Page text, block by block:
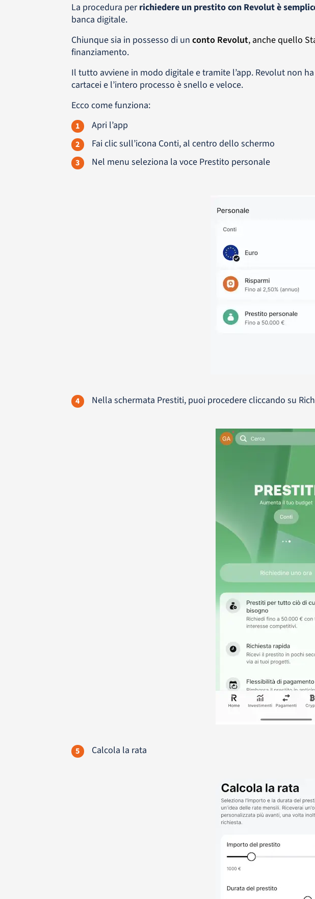
La procedura perrichiedere un prestito con Revolut è
banca digitale.
Chiunque sia in possesso di un conto Revolut, anche quello
finanziamento.
Il tutto avviene in modo digitale e tramite l’app. Revolut non
cartacei e l’intero processo è snello e veloce.
Ecco come funziona:
1 Apri l’app
2 Fai clic sull’icona Conti, al centro dello schermo
3 Nel menu seleziona la voce Prestito personale
4 Nella schermata Prestiti, puoi procedere cliccando su
5 Calcola la rata